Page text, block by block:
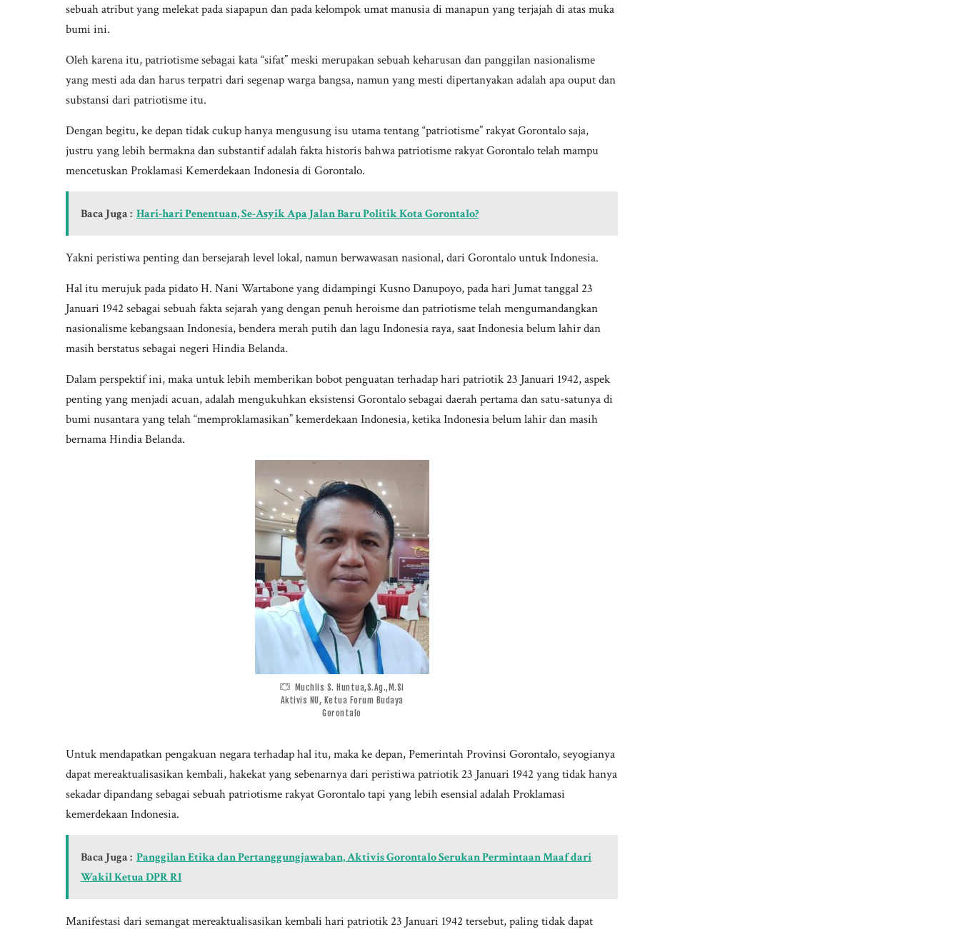
sebuah atribut yang melekat pada siapapun dan pada kelompok umat manusia di manapun yang terjajah di atas muka
bumi ini.
Oleh karena itu, patriotisme sebagai kata “sifat” meski merupakan sebuah keharusan dan panggilan nasionalisme
yang mesti ada dan harus terpatri dari segenap warga bangsa, namun yang mesti dipertanyakan adalah apa ouput dan
substansi dari patriotisme itu.
Dengan begitu, ke depan tidak cukup hanya mengusung isu utama tentang “patriotisme” rakyat Gorontalo saja,
justru yang lebih bermakna dan substantif adalah fakta historis bahwa patriotisme rakyat Gorontalo telah mampu
mencetuskan Proklamasi Kemerdekaan Indonesia di Gorontalo.
Baca Juga : Hari-hari Penentuan, Se-Asyik Apa Jalan Baru Politik Kota Gorontalo?
Yakni peristiwa penting dan bersejarah level lokal, namun berwawasan nasional, dari Gorontalo untuk Indonesia.
Hal itu merujuk pada pidato H. Nani Wartabone yang didampingi Kusno Danupoyo, pada hari Jumat tanggal 23
Januari 1942 sebagai sebuah fakta sejarah yang dengan penuh heroisme dan patriotisme telah mengumandangkan
nasionalisme kebangsaan Indonesia, bendera merah putih dan lagu Indonesia raya, saat Indonesia belum lahir dan
masih berstatus sebagai negeri Hindia Belanda.
Dalam perspektif ini, maka untuk lebih memberikan bobot penguatan terhadap hari patriotik 23 Januari 1942, aspek
penting yang menjadi acuan, adalah mengukuhkan eksistensi Gorontalo sebagai daerah pertama dan satu-satunya di
bumi nusantara yang telah “memproklamasikan” kemerdekaan Indonesia, ketika Indonesia belum lahir dan masih
bernama Hindia Belanda.
Muchlis S. Huntua,S.Ag.,M.Si
Aktivis NU, Ketua Forum Budaya
Gorontalo
Untuk mendapatkan pengakuan negara terhadap hal itu, maka ke depan, Pemerintah Provinsi Gorontalo, seyogianya
dapat mereaktualisasikan kembali, hakekat yang sebenarnya dari peristiwa patriotik 23 Januari 1942 yang tidak hanya
sekadar dipandang sebagai sebuah patriotisme rakyat Gorontalo tapi yang lebih esensial adalah Proklamasi
kemerdekaan Indonesia.
Baca Juga : Panggilan Etika dan Pertanggungjawaban, Aktivis Gorontalo Serukan Permintaan Maaf dari
Wakil Ketua DPR RI
Manifestasi dari semangat mereaktualisasikan kembali hari patriotik 23 Januari 1942 tersebut, paling tidak dapat